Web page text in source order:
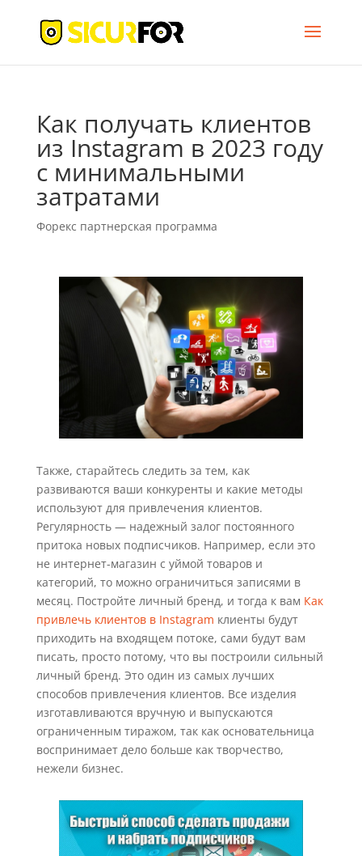
Как получать клиентов
из Instagram в 2023 году
с минимальными
затратами
Форекс партнерская программа
Также, старайтесь следить за тем, как
развиваются ваши конкуренты и какие методы
используют для привлечения клиентов.
Регулярность — надежный залог постоянного
притока новых подписчиков. Например, если это
не интернет-магазин с уймой товаров и
категорий, то можно ограничиться записями в
месяц. Постройте личный бренд, и тогда к вам Как
привлечь клиентов в Instagram клиенты будут
приходить на входящем потоке, сами будут вам
писать, просто потому, что вы построили сильный
личный бренд. Это один из самых лучших
способов привлечения клиентов. Все изделия
изготавливаются вручную и выпускаются
ограниченным тиражом, так как основательница
воспринимает дело больше как творчество,
нежели бизнес.